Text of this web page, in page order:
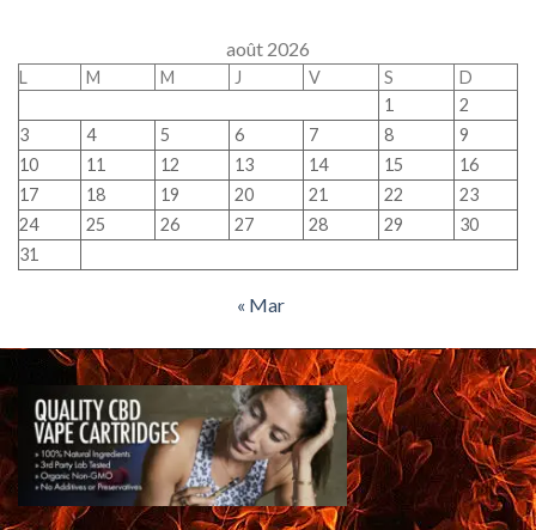
août 2026
L M M J V S
D
1
2
3
4 5 6 7 8
9
10
11 12 13 14 15
16
17
18 19 20 21 22
23
24
25 26 27 28 29
30
31
« Mar